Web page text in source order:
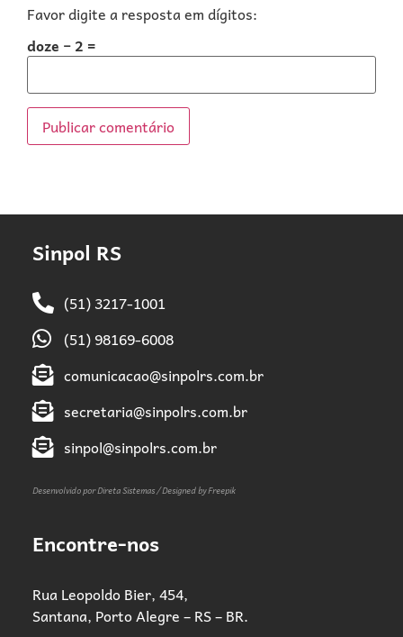
Favor digite a resposta em dígitos:
doze − 2 =
Sinpol RS
(51) 3217-1001
(51) 98169-6008
comunicacao@sinpolrs.com.br
secretaria@sinpolrs.com.br
sinpol@sinpolrs.com.br
Desenvolvido por Direta Sistemas /Designed by Freepik
Encontre-nos
Rua Leopoldo Bier, 454,
Santana, Porto Alegre – RS – BR.